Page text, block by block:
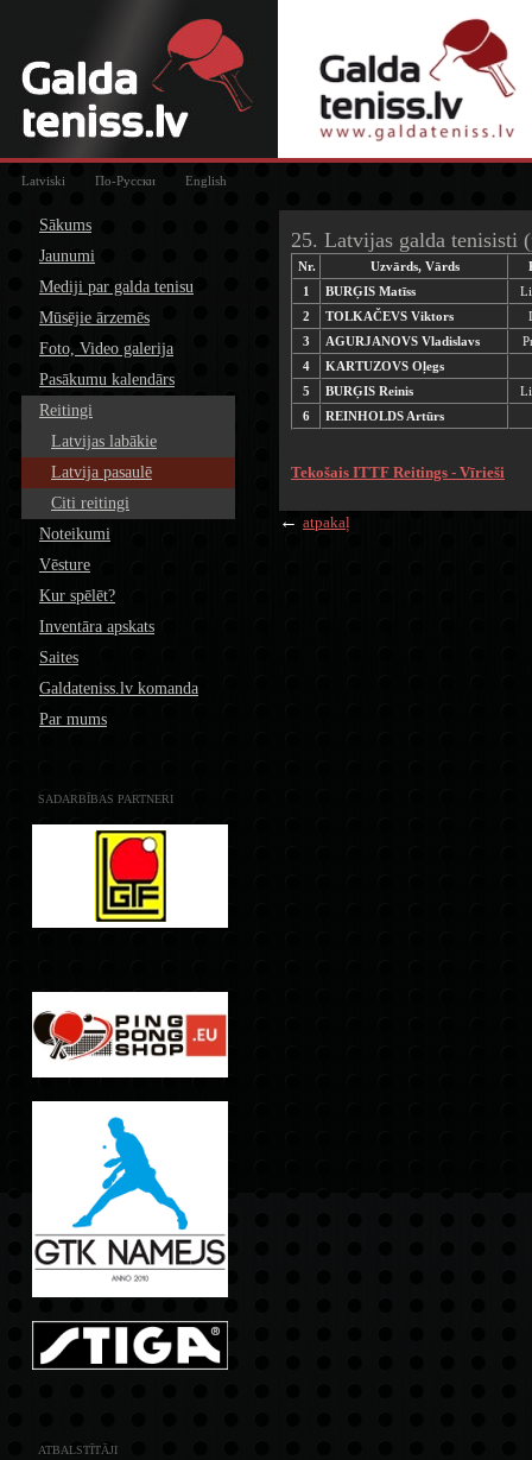
Latviski По-Русски English
Sākums
Jaunumi
Mediji par galda tenisu
Mūsējie ārzemēs
Foto, Video galerija
Pasākumu kalendārs
Reitingi
Latvijas labākie
Latvija pasaulē
Citi reitingi
Noteikumi
Vēsture
Kur spēlēt?
Inventāra apskats
Saites
Galdateniss.lv komanda
Par mums
SADARBĪBAS PARTNERI
ATBALSTĪTĀJI
25. Latvijas galda tenisisti
Nr. Uzvārds, Vārds
1
BURĢIS Matīss
2
TOLKAČEVS Viktors
3
AGURJANOVS Vladislavs
4
KARTUZOVS Oļegs
5
BURĢIS Reinis
6
REINHOLDS Artūrs
Tekošais ITTF Reitings - Vīrieši
← atpakaļ